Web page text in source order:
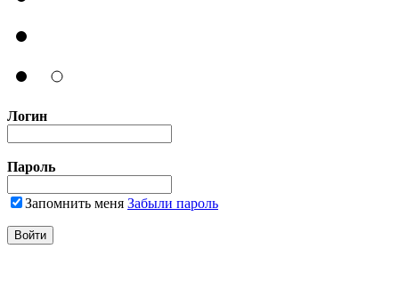
Логин
Пароль
Запомнить меня Забыли пароль